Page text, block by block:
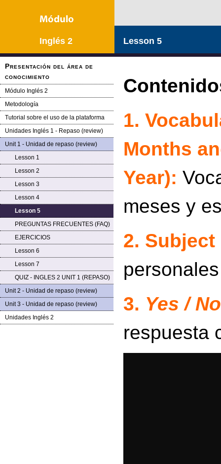
Inglés 2
Presentación del área de
conocimiento
Módulo Inglés 2
Metodología
Tutorial sobre el uso de la plataforma
Unidades Inglés 1 - Repaso (review)
Unit 1 - Unidad de repaso (review)
Lesson 1
Lesson 2
Lesson 3
Lesson 4
Lesson 5
PREGUNTAS FRECUENTES (FAQ)
EJERCICIOS
Lesson 6
Lesson 7
QUIZ - INGLES 2 UNIT 1 (REPASO)
Unit 2 - Unidad de repaso (review)
Unit 3 - Unidad de repaso (review)
Unidades Inglés 2
Lesson 5
1.
Months
Year):
meses y
2.
personales
3. Yes / No
respuesta